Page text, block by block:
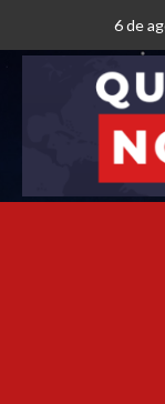
6 de